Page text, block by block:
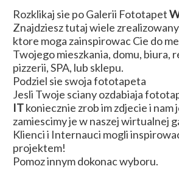
Rozklikaj sie po Galerii Fototapet
Znajdziesz tutaj wiele
ktore moga zainspirowac Cie do
Twojego mieszkania, domu, biura,
pizzerii, SPA, lub sklepu.
Podziel sie swoja fototapeta
Jesli Twoje sciany ozdabiaja
ITkoniecznie zrob im zdjecie i nam
zamiescimy je w naszej wirtualnej
Klienci i Internauci mogli
projektem!
Pomoz innym dokonac wyboru.